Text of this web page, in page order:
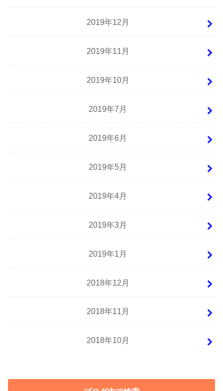
2019年12月
2019年11月
2019年10月
2019年7月
2019年6月
2019年5月
2019年4月
2019年3月
2019年1月
2018年12月
2018年11月
2018年10月